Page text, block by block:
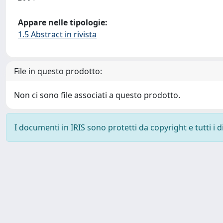
Appare nelle tipologie:
1.5 Abstract in rivista
File in questo prodotto:
Non ci sono file associati a questo prodotto.
I documenti in IRIS sono protetti da copyright e tutti i